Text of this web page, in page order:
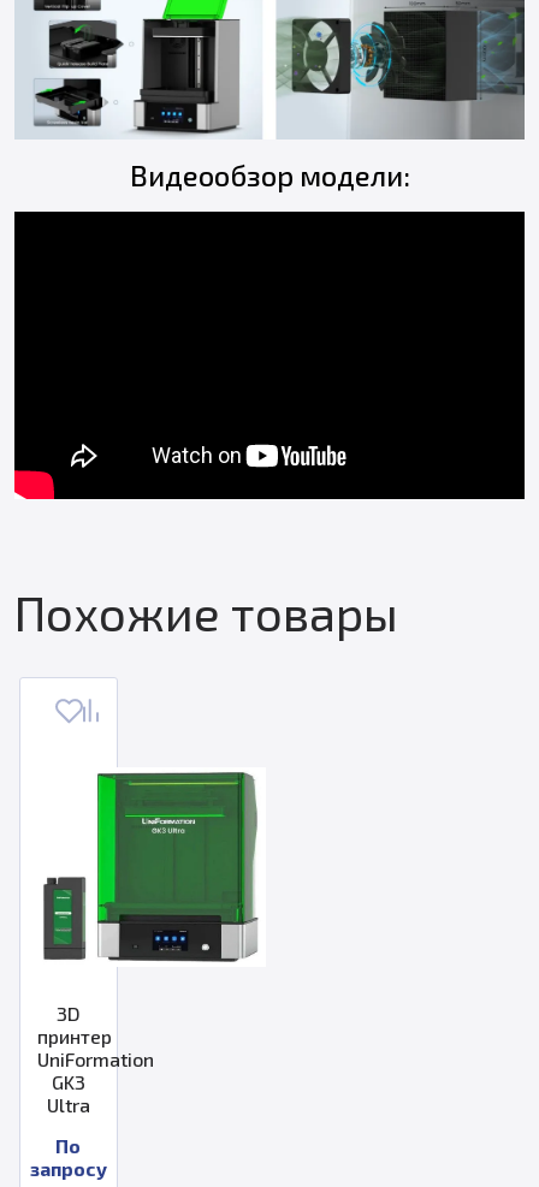
Видеообзор модели:
Похожие товары
3D
принтер
UniFormation
GK3
Ultra
По
запросу